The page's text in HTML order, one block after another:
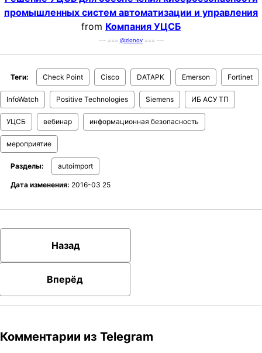
промышленных систем автоматизации и управления
from Компания УЦСБ
--- === @zlonov=== ---
Теги: Check Point Cisco DATAPK Emerson Fortinet
InfoWatch Positive Technologies Siemens ИБ АСУ ТП
УЦСБ вебинар информационная безопасность
мероприятие
Разделы: autoimport
Дата изменения: 2016-03 25
Назад
Вперёд
Комментарии из Telegram